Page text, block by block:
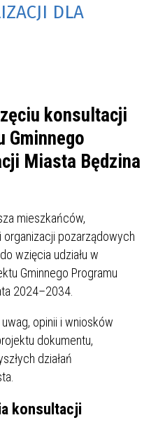
DLA
konsultacji
Gminnego
Miasta Będzina
mieszkańców,
pozarządowych
wzięcia udziału w
Gminnego Programu
2024–2034.
opinii i wniosków
dokumentu,
działań
konsultacji